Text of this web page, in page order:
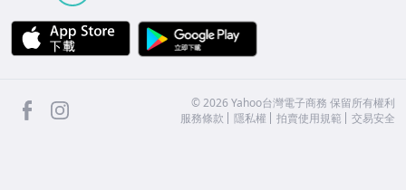
APP Store
facebook ©2026 Yahoo台灣電子商務 保留所有權利
服務條款
隱私權 拍賣使用規範 交易安全